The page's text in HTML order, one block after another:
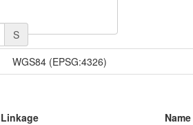
S
WGS84 (EPSG:4326)
Linkage
Name